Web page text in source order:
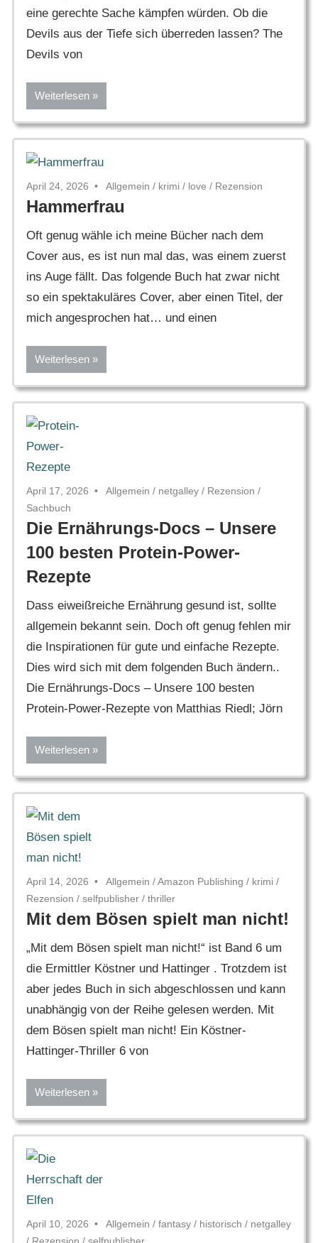
eine gerechte Sache kämpfen würden. Ob die
Devils aus der Tiefe sich überreden lassen? The
Devils von
Weiterlesen
April 24, 2026 Allgemein / krimi / love / Rezension
Hammerfrau
Oft genug wähle ich meine Bücher nach dem
Cover aus, es ist nun mal das, was einem zuerst
ins Auge fällt. Das folgende Buch hat zwar nicht
so ein spektakuläres Cover, aber einen Titel, der
mich angesprochen hat… und einen
Weiterlesen
April 17, 2026 Allgemein / netgalley / Rezension /
Sachbuch
Die Ernährungs-Docs – Unsere
100 besten Protein-Power-
Rezepte
Dass eiweißreiche Ernährung gesund ist, sollte
allgemein bekannt sein. Doch oft genug fehlen mir
die Inspirationen für gute und einfache Rezepte.
Dies wird sich mit dem folgenden Buch ändern..
Die Ernährungs-Docs – Unsere 100 besten
Protein-Power-Rezepte von Matthias Riedl; Jörn
Weiterlesen
April 14, 2026 Allgemein /Amazon Publishing / krimi /
Rezension / selfpublisher / thriller
Mit dem Bösen spielt man nicht!
„Mit dem Bösen spielt man nicht!“ ist Band 6 um
die Ermittler Köstner und Hattinger . Trotzdem ist
aber jedes Buch in sich abgeschlossen und kann
unabhängig von der Reihe gelesen werden. Mit
dem Bösen spielt man nicht! Ein Köstner-
Hattinger-Thriller 6 von
Weiterlesen
April 10, 2026 Allgemein / fantasy / historisch / netgalley